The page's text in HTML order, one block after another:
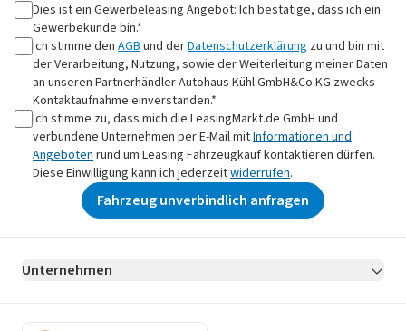
Dies ist ein Gewerbeleasing Angebot: Ich bestätige, dass ich ein
Gewerbekunde bin.*
Ich stimme den AGBund derDatenschutzerklärung zu und bin mit
der Verarbeitung, Nutzung, sowie der Weiterleitung meiner Daten
an unseren Partnerhändler Autohaus Kühl GmbH&Co.KG zwecks
Kontaktaufnahme einverstanden.*
Ich stimme zu, dass mich die LeasingMarkt.de GmbH und
verbundene Unternehmen per E-Mail mitInformationen und
Angebotenrund um Leasing Fahrzeugkauf kontaktieren dürfen.
Diese Einwilligung kann ich jederzeitwiderrufen.
Fahrzeug unverbindlich anfragen
Unternehmen